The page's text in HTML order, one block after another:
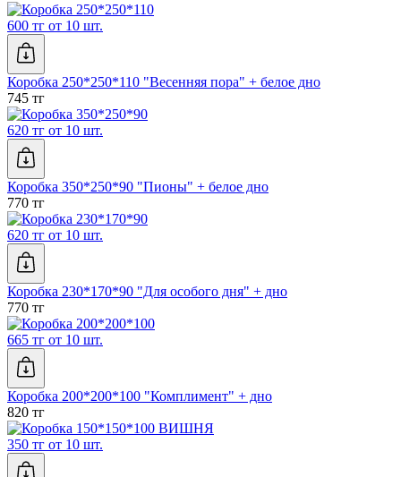
600 тг от 10 шт.
Коробка 250*250*110 "Весенняя пора" + белое дно
745 тг
620 тг от 10 шт.
Коробка 350*250*90 "Пионы" + белое дно
770 тг
620 тг от 10 шт.
Коробка 230*170*90 "Для особого дня" + дно
770 тг
665 тг от 10 шт.
Коробка 200*200*100 "Комплимент" + дно
820 тг
350 тг от 10 шт.